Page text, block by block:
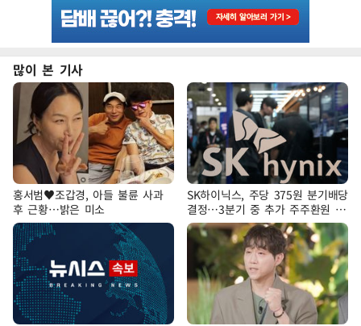
많이 본 기사
홍서범♥조갑경, 아들 불륜 사과
후 근황…밝은 미소
SK하이닉스, 주당 375원 분기배당
결정…3분기 중 추가 주주환원 발
표